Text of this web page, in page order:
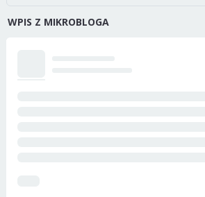
WPIS Z MIKROBLOGA